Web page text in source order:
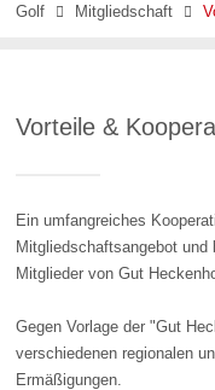
Golf  Mitgliedschaft 
Vorteile &
Ein umfangreiches
Mitgliedschaftsangebot
Mitglieder von Gut
Gegen Vorlage der "Gut
verschiedenen regionalen
Ermäßigungen.